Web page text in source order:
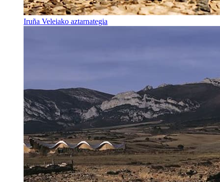
Iruña Veleiako aztarnategia